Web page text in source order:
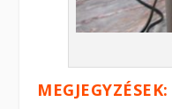
MEGJEGYZÉSEK: